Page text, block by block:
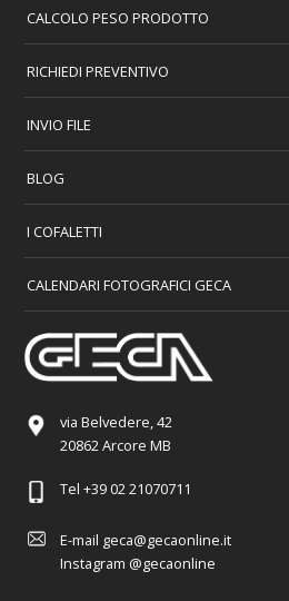
CALCOLO PESO PRODOTTO
RICHIEDI PREVENTIVO
INVIO FILE
BLOG
I COFALETTI
CALENDARI FOTOGRAFICI GECA
via Belvedere, 42
20862 Arcore MB
Tel +39 02 21070711
E-mail geca@gecaonline.it
Instagram @gecaonline